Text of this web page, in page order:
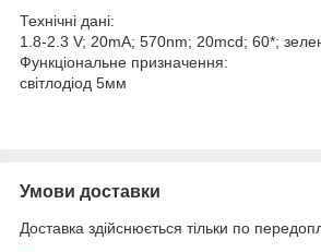
Технічні дані:
1.8-2.3 V; 20mA; 570nm; 20mcd; 60*;
Функціональне призначення:
світлодіод 5мм
Умови доставки
Доставка здійснюється тільки по